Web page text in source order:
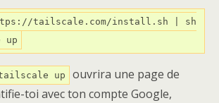
tailscale.com/install.sh | sh
up
ouvrira une page de
toi avec ton compte Google,